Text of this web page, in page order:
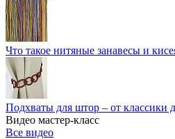
Что такое нитяные занавесы и
Подхваты для штор – от классики
Видео мастер-класс
Все видео